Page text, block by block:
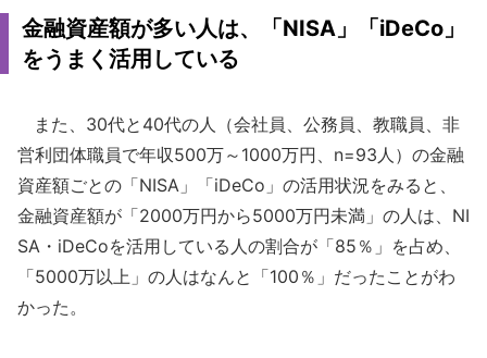
金融資産額が多い人は、「NISA」「iDeCo」
をうまく活用している
また、30代と40代の人（会社員、公務員、教職員、非
営利団体職員で年収500万～1000万円、n=93人）の金融
資産額ごとの「NISA」「iDeCo」の活用状況をみると、
金融資産額が「2000万円から5000万円未満」の人は、NI
SA・iDeCoを活用している人の割合が「85％」を占め、
「5000万以上」の人はなんと「100％」だったことがわ
かった。